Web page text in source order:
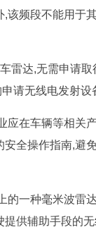
,该频段不能用于
雷达,无需申请
请无线电发射设
应在车辆等相关
全操作指南,避
的一种毫米波雷
供辅助手段的无